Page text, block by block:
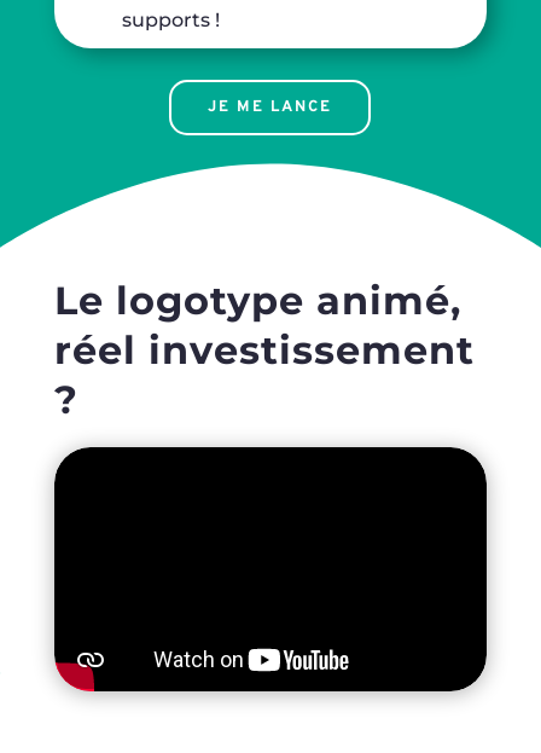
supports !
JE ME LANCE
Le logotype animé,
réel investissement
?